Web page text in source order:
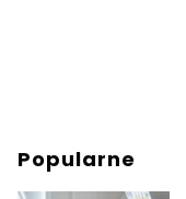
Popularne